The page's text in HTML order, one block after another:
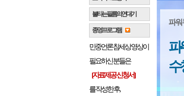
파워
파
수
불타는 필름의 연대기
종영프로그램
민중언론 참세상 영상이
필요하신 분들은
[자료제공 신청서]
를 작성한 후,